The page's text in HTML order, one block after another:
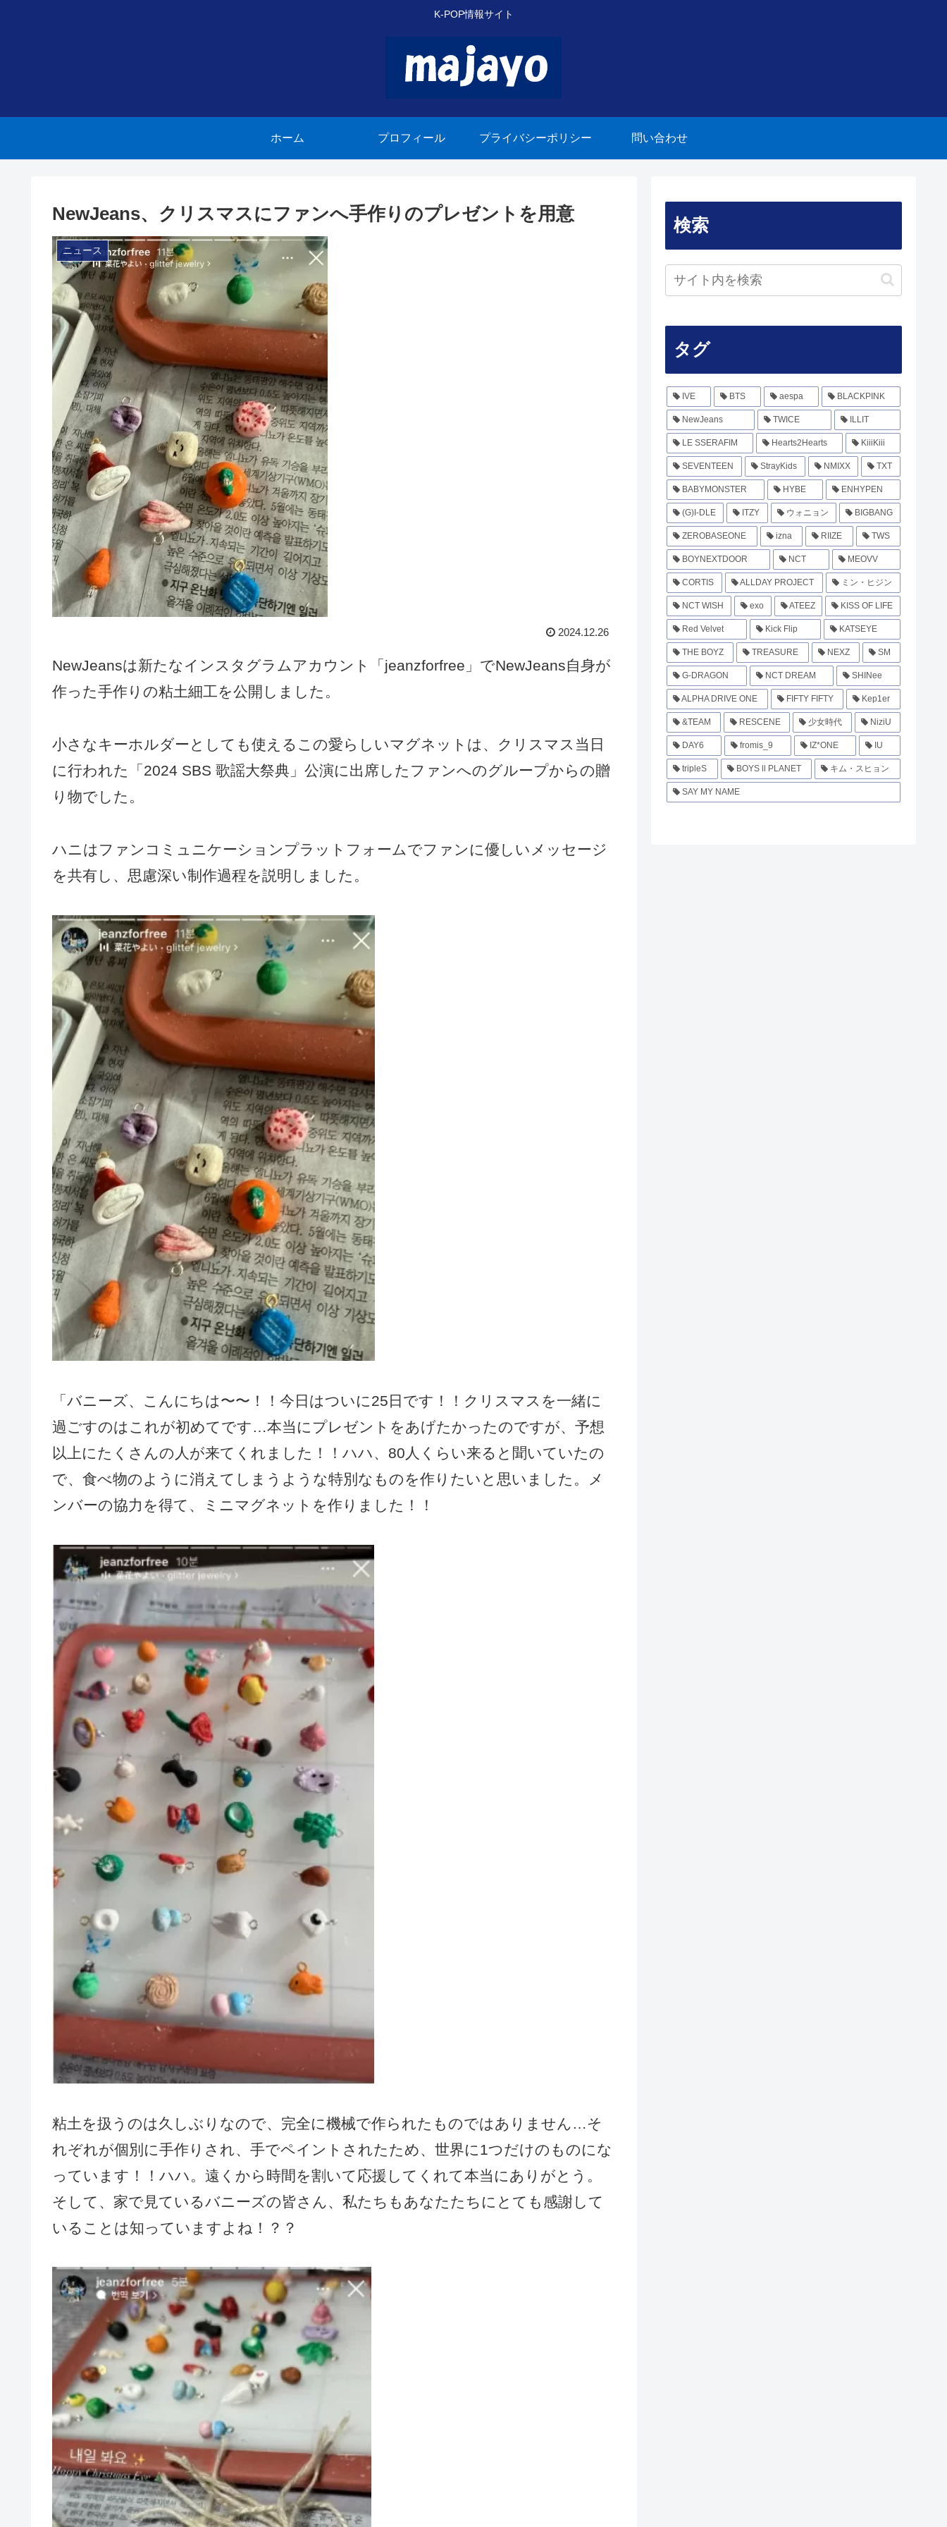
K-POP情報サイト
ホーム プロフィール プライバシーポリシー 問い合わせ
NewJeans、クリスマスにファンへ手作りのプレゼントを用意
ニュース
2024.12.26
NewJeansは新たなインスタグラムアカウント「jeanzforfree」でNewJeans自身が
作った手作りの粘土細工を公開しました。
小さなキーホルダーとしても使えるこの愛らしいマグネットは、クリスマス当日
に行われた「2024 SBS 歌謡大祭典」公演に出席したファンへのグループからの贈
り物でした。
ハニはファンコミュニケーションプラットフォームでファンに優しいメッセージ
を共有し、思慮深い制作過程を説明しました。
「バニーズ、こんにちは〜〜！！今日はついに25日です！！クリスマスを一緒に
過ごすのはこれが初めてです…本当にプレゼントをあげたかったのですが、予想
以上にたくさんの人が来てくれました！！ハハ、80人くらい来ると聞いていたの
で、食べ物のように消えてしまうような特別なものを作りたいと思いました。メ
ンバーの協力を得て、ミニマグネットを作りました！！
粘土を扱うのは久しぶりなので、完全に機械で作られたものではありません…そ
れぞれが個別に手作りされ、手でペイントされたため、世界に1つだけのものにな
っています！！ハハ。遠くから時間を割いて応援してくれて本当にありがとう。
そして、家で見ているバニーズの皆さん、私たちもあなたたちにとても感謝して
いることは知っていますよね！？？
検索
タグ
IVE BTS aespa BLACKPINK
NewJeans TWICE ILLIT
LE SSERAFIM Hearts2Hearts KiiiKiii
SEVENTEEN StrayKids NMIXX TXT
BABYMONSTER HYBE ENHYPEN
(G)I-DLE ITZY ウォニョン BIGBANG
ZEROBASEONE izna RIIZE TWS
BOYNEXTDOOR NCT MEOVV
CORTIS ALLDAY PROJECT ミン・ヒジン
NCT WISH exo ATEEZ KISS OF LIFE
Red Velvet Kick Flip KATSEYE
THE BOYZ TREASURE NEXZ SM
G-DRAGON NCT DREAM SHINee
ALPHA DRIVE ONE FIFTY FIFTY Kep1er
&TEAM RESCENE 少女時代 NiziU
DAY6 fromis_9 IZ*ONE IU
tripleS BOYS ll PLANET キム・スヒョン
SAY MY NAME